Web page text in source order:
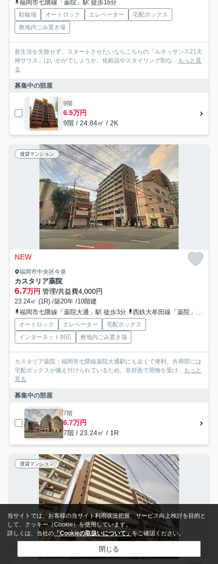
福岡市七隈線「薬院」駅 徒歩16分
駐輪場 オートロック エレベーター
宅配ボックス
敷地内ごみ置き場
新生活を失敗せず、スタートさせたいならこちらの「ルネッサンス21天
神サウス」はいかがでしょうか。化粧品やスタイリング剤な... もっと見
る
募集中の部屋
9階
6.5万円
9階 / 24.84㎡ / 2K
賃貸マンション
NEW
福岡市中央区今泉
カスタリア薬院
6.7万円 管理/共益費4,000円
23.24㎡ (1R) /築20年 /10階建
福岡市七隈線「薬院大通」駅 徒歩3分
西鉄大牟田線「薬院」駅 徒歩6分
オートロック エレベーター
宅配ボックス
インターネット対応
敷地内ごみ置き場
カスタリア薬院：福岡市七隈線薬院大通駅にも近くて便利。共用部には
宅配ボックスが備え付けられているため、非対面で荷物を受け... もっと
見る
募集中の部屋
7階
6.7万円
7階 / 23.24㎡ / 1R
賃貸マンション
当サイトでは、お客様の当サイト利用状況把握、サービス向上検討を目的と
して、クッキー（Cookie）を使用しています。
詳しくは、当社の「Cookieの取扱いについて」 をご確認ください。
閉じる